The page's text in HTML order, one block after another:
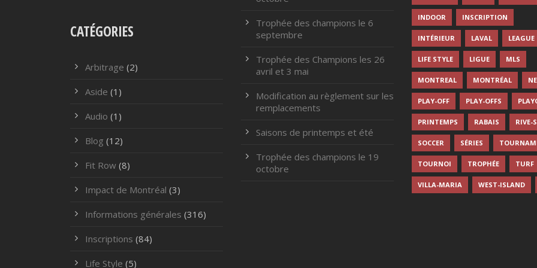
CATÉGORIES
Arbitrage (2)
Aside (1)
Audio (1)
Blog (12)
Fit Row (8)
Impact de Montréal (3)
Informations générales (316)
Inscriptions (84)
Life Style (5)
Trophée des champions le 6
septembre
Trophée des Champions les 26
avril et 3 mai
Modification au règlement sur les
remplacements
Saisons de printemps et été
Trophée des champions le 19
octobre
INDOOR INSCRIPTION
INTÉRIEUR LAVAL LEAGUE
LIFE STYLE LIGUE MLS
MONTREAL MONTRÉAL
PLAY-OFF PLAY-OFFS
PRINTEMPS RABAIS RIVE-
SOCCER SÉRIES
TOURNOI TROPHÉE TURF
VILLA-MARIA WEST-ISLAND